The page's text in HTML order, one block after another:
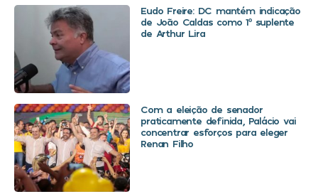
Eudo Freire: DC mantém indicação
de João Caldas como 1º suplente
de Arthur Lira
Com a eleição de senador
praticamente definida, Palácio vai
concentrar esforços para eleger
Renan Filho